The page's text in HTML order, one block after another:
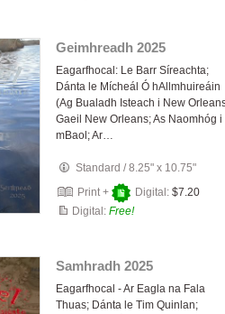
Geimhreadh 2025
Eagarfhocal: Le Barr Síreachta;
Dánta le Mícheál Ó hAllmhuireáin
(Ag Bualadh Isteach i New
Gaeil New Orleans; As Naomhóg i
mBaol; Ar…
Standard /8.25" x 10.75"
Print +
Digital: $7.20
Digital: Free!
Samhradh 2025
Eagarfhocal - Ar Eagla na Fala
Thuas; Dánta le Tim Quinlan;